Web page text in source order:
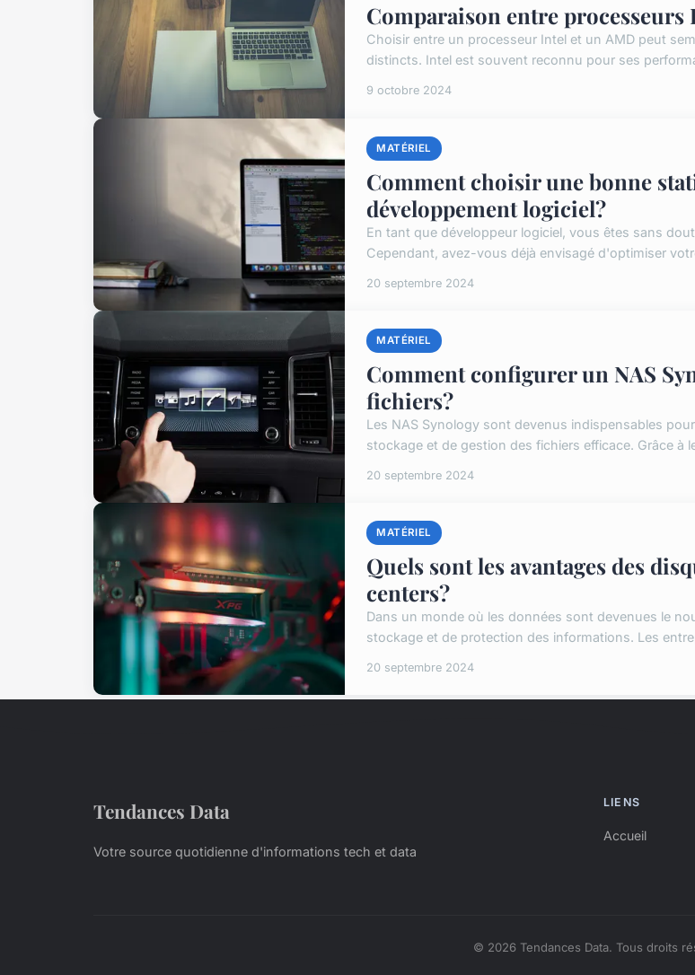
Comparaison entre processeurs
Choisir entre un processeur Intel et un AMD peut
distincts. Intel est souvent reconnu pour ses
9 octobre 2024
MATÉRIEL
Comment choisir une bonne
développement logiciel?
En tant que développeur logiciel, vous êtes sans
Cependant, avez-vous déjà envisagé d'optimiser
20 septembre 2024
MATÉRIEL
Comment configurer un NAS
fichiers?
Les NAS Synology sont devenus indispensables
stockage et de gestion des fichiers efficace. Grâce à
20 septembre 2024
MATÉRIEL
Quels sont les avantages des
centers?
Dans un monde où les données sont devenues le
stockage et de protection des informations. Les
20 septembre 2024
Tendances Data
Votre source quotidienne d'informations tech et data
LIENS
Accueil
© 2026 Tendances Data. Tous droits